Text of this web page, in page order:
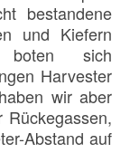
bestandene
und Kiefern
boten sich
Harvester
wir aber
Abstand auf